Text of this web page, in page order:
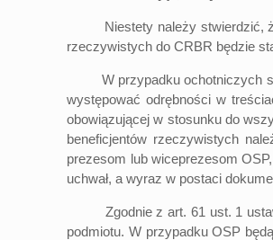
Niestety należy stwierdzić, że
rzeczywistych do CRBR będzie
W przypadku ochotniczych
występować odrębności w
obowiązującej w stosunku do
beneficjentów rzeczywistych
prezesom lub wiceprezesom
uchwał, a wyraz w postaci
Zgodnie z art. 61 ust. 1 ustawy
podmiotu. W przypadku OSP